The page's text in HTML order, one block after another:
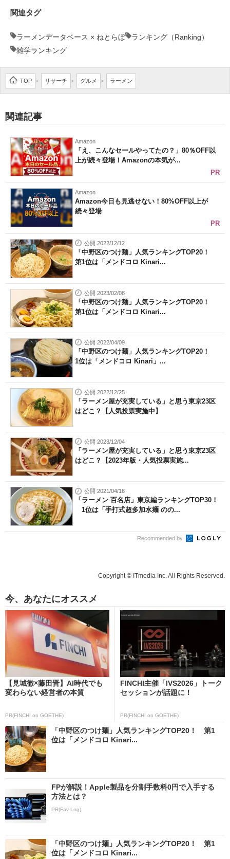
モノづくり技術者専門サイト
エレクトロニクス専門サイト
エネルギーの専門メディア
関連タグ
ラーメンデータベース × ねとらぼ
ランキング（Ranking）
雑学ランキング
TOP > リサーチ > グルメ > ラーメン
関連記事
Amazon
「え、こんなセールやってたの？」80％OFF以
上が続々登場！Amazonの本気が...
PR
Amazon
Amazon今日も見逃せない！80%OFF以上が
続々登場
PR
公開 2022/12/12
「中野区のつけ麺」人気ランキングTOP20！
第1位は「メンドコロ Kinari...
公開 2023/02/08
「中野区のつけ麺」人気ランキングTOP20！
第1位は「メンドコロ Kinari...
公開 2022/04/09
「中野区のつけ麺」人気ランキングTOP20！
1位は「メンドコロ Kinari」...
公開 2022/12/25
「ラーメン屋が充実している」と思う東京23区
はどこ？【人気投票実施中】
公開 2023/12/04
「ラーメン屋が充実している」と思う東京23区
はどこ？【2023年版・人気投票実施...
公開 2021/04/16
「ラーメン 百名店」東京編ランキングTOP30！
1位は「手打式超多加水麺 のの...
Recommended by
Copyright © ITmedia Inc. All Rights Reserved.
今、あなたにオススメ
【見城徹×藤田晋】AI時代でも
変わらない経営者の本質
PR(FINCHI on GOETHE)
FINCHI主催「IVS2026」トーク
セッションが話題に！
PR(FINCHI on GOETHE)
「中野区のつけ麺」人気ランキングTOP20！ 第1
位は「メンドコロ Kinari...
FPが解説！Apple製品を分割手数料0円で入手する
方法とは？
PR(Fav-Log)
「中野区のつけ麺」人気ランキングTOP20！ 第1
位は「メンドコロ Kinari...